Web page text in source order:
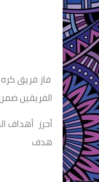
الفريقين
أحرز أهداف
هدف